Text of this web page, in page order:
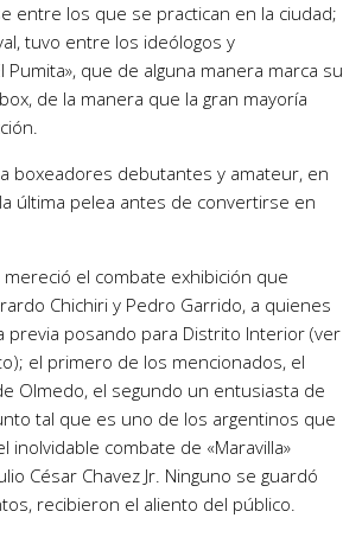
entre los que se practican en la ciudad;
tuvo entre los ideólogos y
Pumita», que de alguna manera marca su
de la manera que la gran mayoría
boxeadores debutantes y amateur, en
última pelea antes de convertirse en
el combate exhibición que
Chichiri y Pedro Garrido, a quienes
previa posando para Distrito Interior (ver
el primero de los mencionados, el
Olmedo, el segundo un entusiasta de
tal que es uno de los argentinos que
inolvidable combate de «Maravilla»
César Chavez Jr. Ninguno se guardó
recibieron el aliento del público.